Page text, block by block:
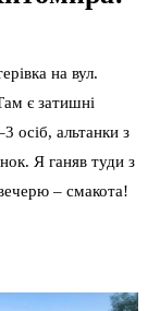
на вул.
є затишні
осіб, альтанки з
Я ганяв туди з
– смакота!